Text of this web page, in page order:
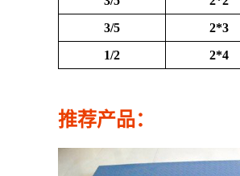
3/5
2*3
1/2
2*4
推荐产品：